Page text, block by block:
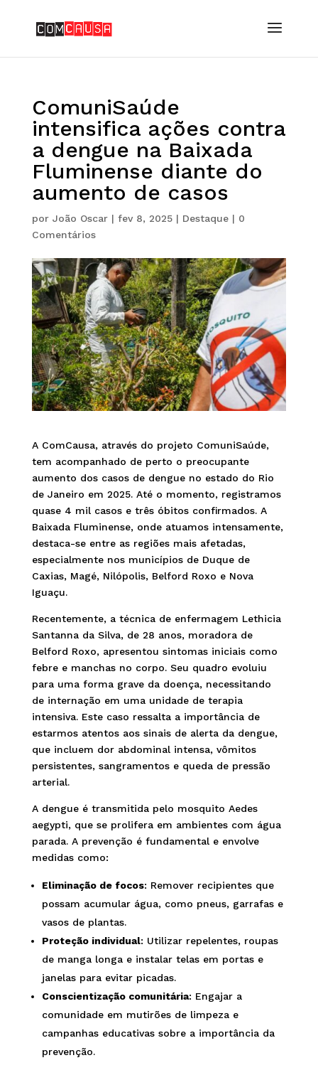
ComuniSaúde
intensifica ações contra
a dengue na Baixada
Fluminense diante do
aumento de casos
por João Oscar| fev 8, 2025| Destaque| 0
Comentários
A ComCausa, através do projeto ComuniSaúde,
tem acompanhado de perto o preocupante
aumento dos casos de dengue no estado do Rio
de Janeiro em 2025. Até o momento, registramos
quase 4 mil casos e três óbitos confirmados. A
Baixada Fluminense, onde atuamos intensamente,
destaca-se entre as regiões mais afetadas,
especialmente nos municípios de Duque de
Caxias, Magé, Nilópolis, Belford Roxo e Nova
Iguaçu.
Recentemente, a técnica de enfermagem Lethicia
Santanna da Silva, de 28 anos, moradora de
Belford Roxo, apresentou sintomas iniciais como
febre e manchas no corpo. Seu quadro evoluiu
para uma forma grave da doença, necessitando
de internação em uma unidade de terapia
intensiva. Este caso ressalta a importância de
estarmos atentos aos sinais de alerta da dengue,
que incluem dor abdominal intensa, vômitos
persistentes, sangramentos e queda de pressão
arterial.
A dengue é transmitida pelo mosquito Aedes
aegypti, que se prolifera em ambientes com água
parada. A prevenção é fundamental e envolve
medidas como:
Eliminação de focos: Remover recipientes que
possam acumular água, como pneus, garrafas e
vasos de plantas.
Proteção individual: Utilizar repelentes, roupas
de manga longa e instalar telas em portas e
janelas para evitar picadas.
Conscientização comunitária: Engajar a
comunidade em mutirões de limpeza e
campanhas educativas sobre a importância da
prevenção.